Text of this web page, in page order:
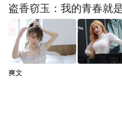
盗香窃玉：我的青春就
爽文